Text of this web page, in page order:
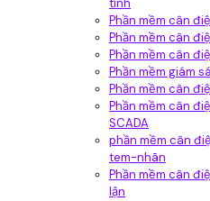
tính
Phần mềm cân
Phần mềm cân
Phần mềm cân
Phần mềm giám
Phần mềm cân
Phần mềm cân
SCADA
phần mềm cân
tem-nhãn
Phần mềm cân
lận